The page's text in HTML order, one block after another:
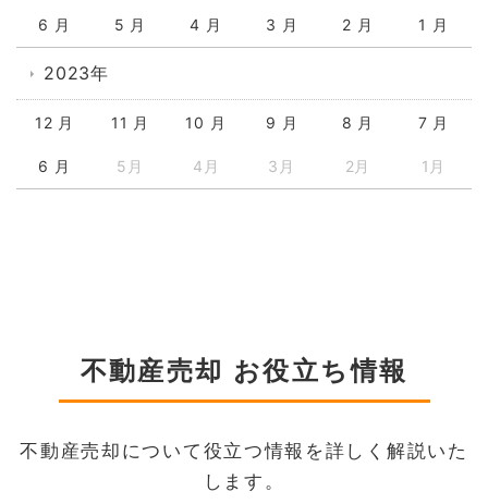
6 月 5 月 4 月 3 月 2 月 1 月
2023年
12 月 11 月 10 月 9 月 8 月 7 月
6 月 5月 4月 3月 2月 1月
不動産売却 お役立ち情報
不動産売却について役立つ情報を詳しく解説いた
します。